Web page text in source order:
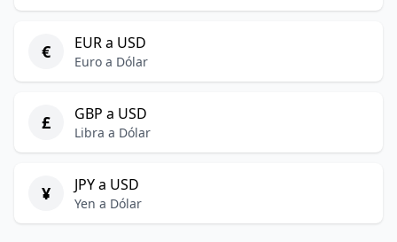
€ EUR a USD
Euro a Dólar
£ GBP a USD
Libra a Dólar
¥ JPY a USD
Yen a Dólar